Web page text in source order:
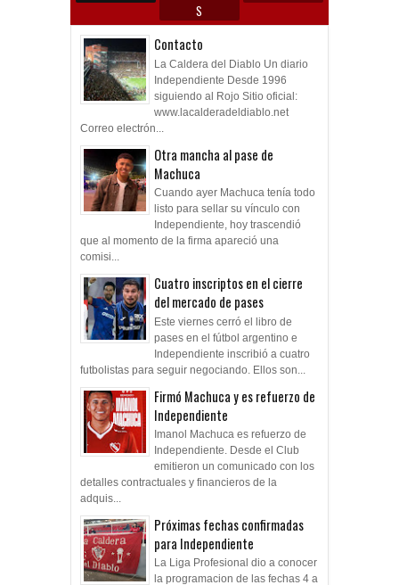
S
Contacto
La Caldera del Diablo Un diario
Independiente Desde 1996
siguiendo al Rojo Sitio oficial:
www.lacalderadeldiablo.net
Correo electrón...
Otra mancha al pase de
Machuca
Cuando ayer Machuca tenía todo
listo para sellar su vínculo con
Independiente, hoy trascendió
que al momento de la firma apareció una
comisi...
Cuatro inscriptos en el cierre
del mercado de pases
Este viernes cerró el libro de
pases en el fútbol argentino e
Independiente inscribió a cuatro
futbolistas para seguir negociando. Ellos son...
Firmó Machuca y es refuerzo de
Independiente
Imanol Machuca es refuerzo de
Independiente. Desde el Club
emitieron un comunicado con los
detalles contractuales y financieros de la
adquis...
Próximas fechas confirmadas
para Independiente
La Liga Profesional dio a conocer
la programacion de las fechas 4 a